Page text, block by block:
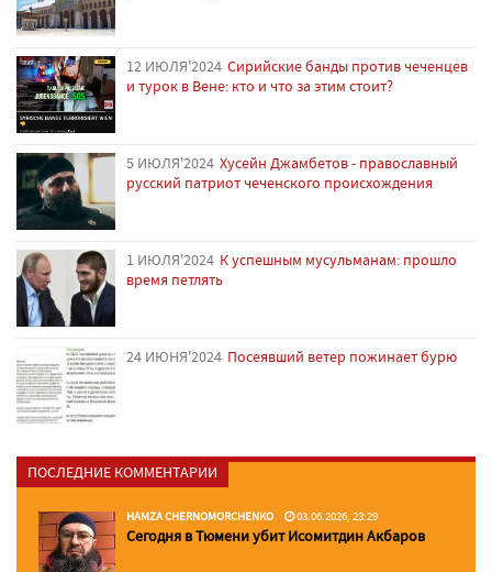
12 ИЮЛЯ'2024 Сирийские банды против чеченцев
и турок в Вене: кто и что за этим стоит?
5 ИЮЛЯ'2024 Хусейн Джамбетов - православный
русский патриот чеченского происхождения
1 ИЮЛЯ'2024 К успешным мусульманам: прошло
время петлять
24 ИЮНЯ'2024 Посеявший ветер пожинает бурю
ПОСЛЕДНИЕ КОММЕНТАРИИ
HAMZA CHERNOMORCHENKO 03.06.2026, 23:29
Сегодня в Тюмени убит Исомитдин Акбаров